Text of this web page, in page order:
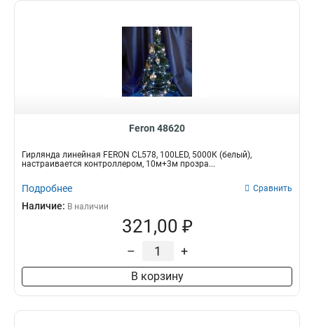
Feron 48620
Гирлянда линейная FERON CL578, 100LED, 5000К (белый),
настраивается контроллером, 10м+3м прозра...
Подробнее Сравнить
Наличие: В наличии
321,00 ₽
– +
В корзину